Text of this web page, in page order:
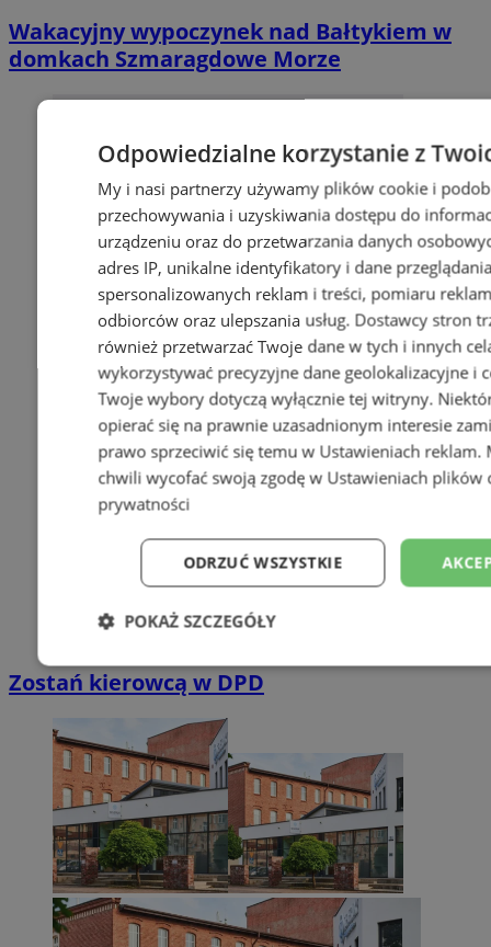
Wakacyjny wypoczynek nad Bałtykiem w
domkach Szmaragdowe Morze
Zostań kierowcą w DPD
Odpowiedzialne korzystanie z
My i nasi partnerzy używamy plików cookie i
przechowywania i uzyskiwania dostępu do
urządzeniu oraz do przetwarzania danych
adres IP, unikalne identyfikatory i dane
spersonalizowanych reklam i treści, pomiaru
odbiorców oraz ulepszania usług. Dostawcy stron
również przetwarzać Twoje dane w tych i innych
wykorzystywać precyzyjne dane geolokalizacyjne i
Twoje wybory dotyczą wyłącznie tej witryny.
opierać się na prawnie uzasadnionym interesie
prawo sprzeciwić się temu w Ustawieniach reklam.
chwili wycofać swoją zgodę w Ustawieniach plików
prywatności
ODRZUĆ WSZYSTKIE
POKAŻ SZCZEGÓŁY
Niezbędne Wydajność
Niesklasyfikowane
Niezbędne Wydajność Targetowanie